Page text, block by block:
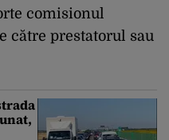
comisionul
către prestatorul sau